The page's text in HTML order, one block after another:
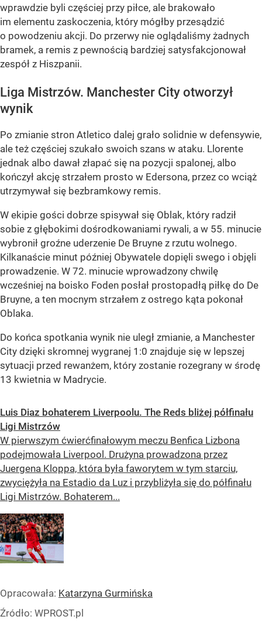
wprawdzie byli częściej przy piłce, ale brakowało
im elementu zaskoczenia, który mógłby przesądzić
o powodzeniu akcji. Do przerwy nie oglądaliśmy żadnych
bramek, a remis z pewnością bardziej satysfakcjonował
zespół z Hiszpanii.
Liga Mistrzów. Manchester City otworzył
wynik
Po zmianie stron Atletico dalej grało solidnie w defensywie,
ale też częściej szukało swoich szans w ataku. Llorente
jednak albo dawał złapać się na pozycji spalonej, albo
kończył akcję strzałem prosto w Edersona, przez co wciąż
utrzymywał się bezbramkowy remis.
W ekipie gości dobrze spisywał się Oblak, który radził
sobie z głębokimi dośrodkowaniami rywali, a w 55. minucie
wybronił groźne uderzenie De Bruyne z rzutu wolnego.
Kilkanaście minut później Obywatele dopięli swego i objęli
prowadzenie. W 72. minucie wprowadzony chwilę
wcześniej na boisko Foden posłał prostopadłą piłkę do De
Bruyne, a ten mocnym strzałem z ostrego kąta pokonał
Oblaka.
Do końca spotkania wynik nie uległ zmianie, a Manchester
City dzięki skromnej wygranej 1:0 znajduje się w lepszej
sytuacji przed rewanżem, który zostanie rozegrany w środę
13 kwietnia w Madrycie.
Luis Diaz bohaterem Liverpoolu. The Reds bliżej półfinału
Ligi Mistrzów
W pierwszym ćwierćfinałowym meczu Benfica Lizbona
podejmowała Liverpool. Drużyna prowadzona przez
Juergena Kloppa, która była faworytem w tym starciu,
zwyciężyła na Estadio da Luz i przybliżyła się do półfinału
Ligi Mistrzów. Bohaterem...
Opracowała: Katarzyna Gurmińska
Źródło: WPROST.pl